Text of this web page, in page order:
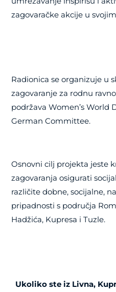
zagovaračke akcije u
Radionica se organizuje u
zagovaranje za rodnu
podržavaWomen’s World
German Committee.
Osnovni cilj projekta jeste
zagovaranja osigurati
različite dobne, socijalne,
pripadnosti s područja
Hadžića, Kupresa i Tuzle.
Ukoliko ste iz Livna,